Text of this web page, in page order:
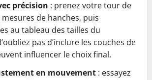
précision : prenez votre tour de
de hanches, puis
au tableau des tailles du
pas d’inclure les couches de
influencer le choix final.
en mouvement : essayez